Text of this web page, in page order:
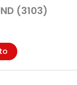
(3103)